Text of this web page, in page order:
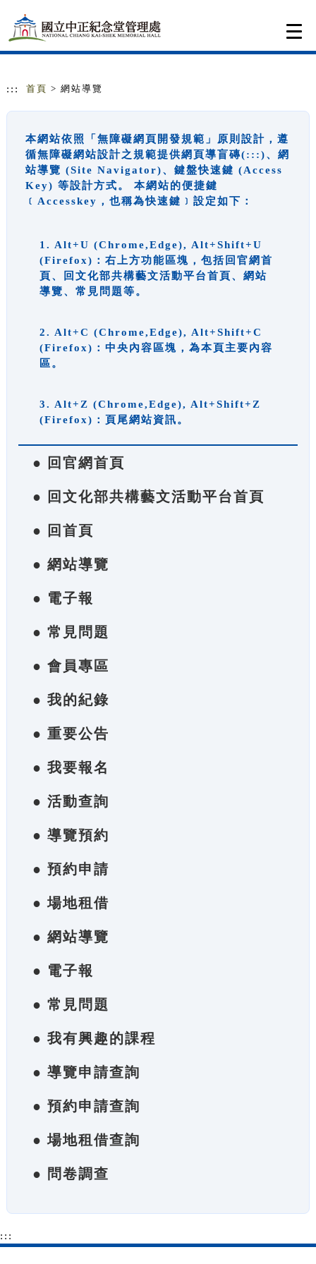
::: 首頁 > 網站導覽
本網站依照「無障礙網頁開發規範」原則設計，遵
循無障礙網站設計之規範提供網頁導盲磚(:::)、網
站導覽 (Site Navigator)、鍵盤快速鍵 (Access
Key) 等設計方式。 本網站的便捷鍵
﹝Accesskey，也稱為快速鍵﹞設定如下：
1. Alt+U (Chrome,Edge), Alt+Shift+U
(Firefox)：右上方功能區塊，包括回官網首
頁、回文化部共構藝文活動平台首頁、網站
導覽、常見問題等。
2. Alt+C (Chrome,Edge), Alt+Shift+C
(Firefox)：中央內容區塊，為本頁主要內容
區。
3. Alt+Z (Chrome,Edge), Alt+Shift+Z
(Firefox)：頁尾網站資訊。
● 回官網首頁
● 回文化部共構藝文活動平台首頁
● 回首頁
● 網站導覽
● 電子報
● 常見問題
● 會員專區
● 我的紀錄
● 重要公告
● 我要報名
● 活動查詢
● 導覽預約
● 預約申請
● 場地租借
● 網站導覽
● 電子報
● 常見問題
● 我有興趣的課程
● 導覽申請查詢
● 預約申請查詢
● 場地租借查詢
● 問卷調查
:::